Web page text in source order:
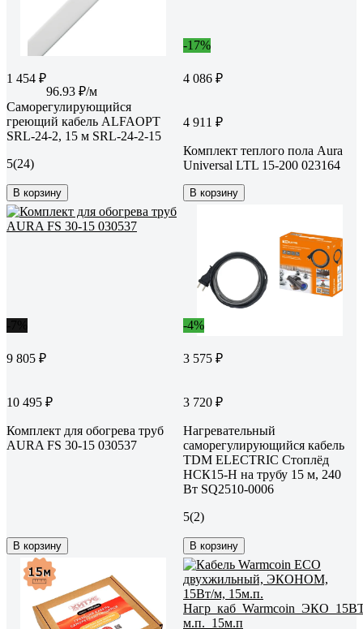
1 454 ₽
96.93 ₽/м
Саморегулирующийся
греющий кабель ALFAOPT
SRL-24-2, 15 м SRL-24-2-15
5(24)
В корзину
-17%
4 086 ₽
4 911 ₽
Комплект теплого пола Aura
Universal LTL 15-200 023164
В корзину
9 805 ₽
10 495 ₽
Комплект для обогрева труб
AURA FS 30-15 030537
В корзину
-4%
3 575 ₽
3 720 ₽
Нагревательный
саморегулирующийся кабель
TDM ELECTRIC Стоплёд
НСК15-Н на трубу 15 м, 240
Вт SQ2510-0006
5(2)
В корзину